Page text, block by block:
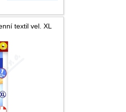
textil vel. XL